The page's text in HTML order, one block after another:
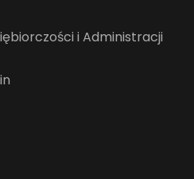
i Administracji